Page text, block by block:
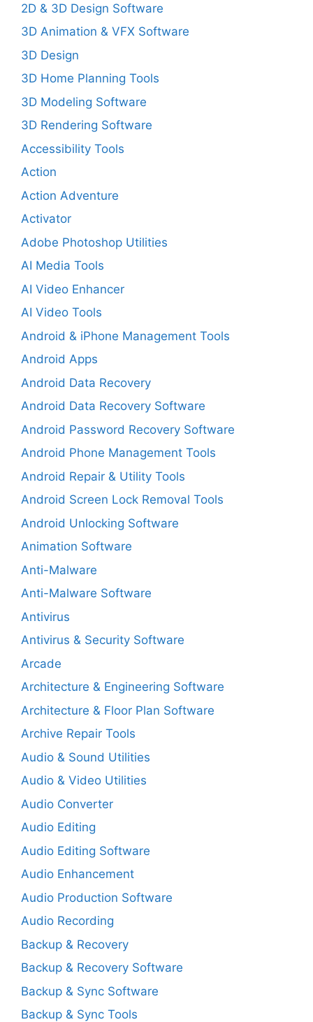
2D & 3D Design Software
3D Animation & VFX Software
3D Design
3D Home Planning Tools
3D Modeling Software
3D Rendering Software
Accessibility Tools
Action
Action Adventure
Activator
Adobe Photoshop Utilities
AI Media Tools
AI Video Enhancer
AI Video Tools
Android & iPhone Management Tools
Android Apps
Android Data Recovery
Android Data Recovery Software
Android Password Recovery Software
Android Phone Management Tools
Android Repair & Utility Tools
Android Screen Lock Removal Tools
Android Unlocking Software
Animation Software
Anti-Malware
Anti-Malware Software
Antivirus
Antivirus & Security Software
Arcade
Architecture & Engineering Software
Architecture & Floor Plan Software
Archive Repair Tools
Audio & Sound Utilities
Audio & Video Utilities
Audio Converter
Audio Editing
Audio Editing Software
Audio Enhancement
Audio Production Software
Audio Recording
Backup & Recovery
Backup & Recovery Software
Backup & Sync Software
Backup & Sync Tools